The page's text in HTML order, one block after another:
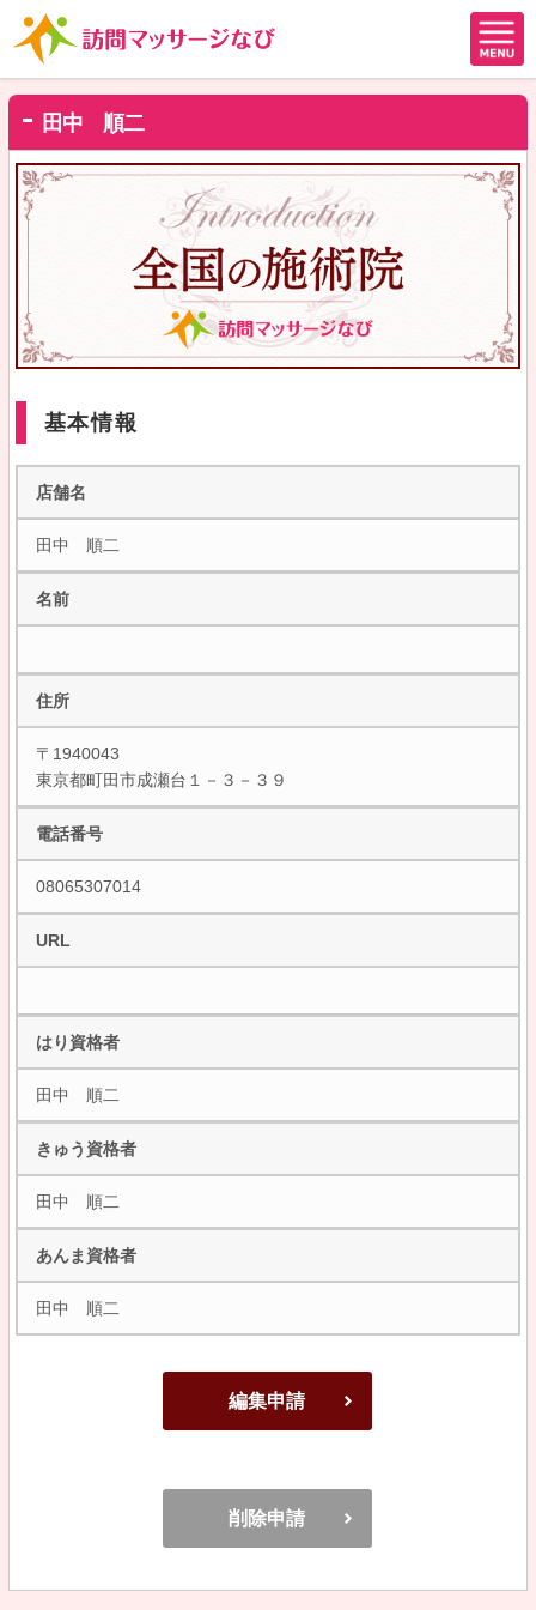
田中 順二
基本情報
店舗名
田中 順二
名前
住所
〒1940043
東京都町田市成瀬台１－３－３９
電話番号
08065307014
URL
はり資格者
田中 順二
きゅう資格者
田中 順二
あんま資格者
田中 順二
編集申請
削除申請